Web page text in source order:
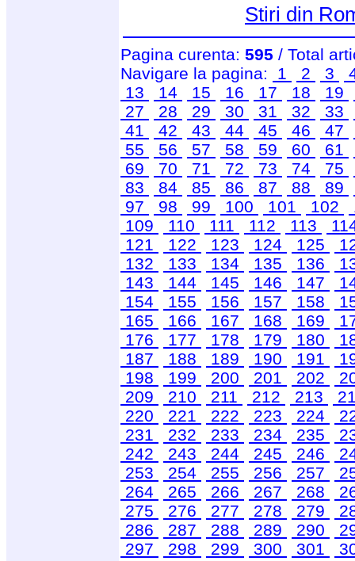
Stiri din
Pagina curenta: 595 / Total
Navigare la pagina:
1 2 3
13
14 15 16 17 18 19
27
28 29 30 31 32 33
41
42 43 44 45 46 47
55
56 57 58 59 60 61
69
70 71 72 73 74 75
83
84 85 86 87 88 89
97
98 99 100 101 102
109
110 111 112 113
121
122 123 124 125
132
133 134 135 136
143
144 145 146 147
154
155 156 157 158
165
166 167 168 169
176
177 178 179 180
187
188 189 190 191
198
199 200 201 202
209
210 211 212 213
220
221 222 223 224
231
232 233 234 235
242
243 244 245 246
253
254 255 256 257
264
265 266 267 268
275
276 277 278 279
286
287 288 289 290
297
298 299 300 301